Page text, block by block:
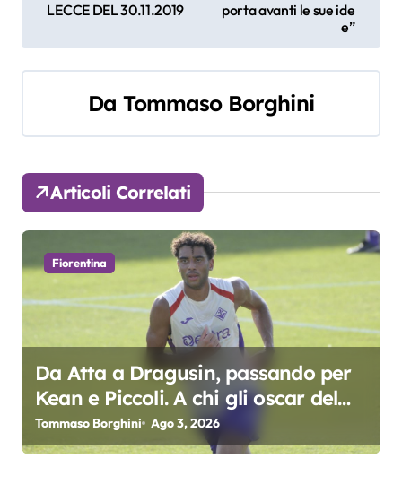
i
a
z
i
n
a
LECCE DEL 30.11.2019
porta avanti le sue ide
e”
Da Tommaso Borghini
Articoli Correlati
Fiorentina
Da Atta a Dragusin, passando per
Kean e Piccoli. A chi gli oscar del
precampionato?
Tommaso Borghini Ago 3, 2026